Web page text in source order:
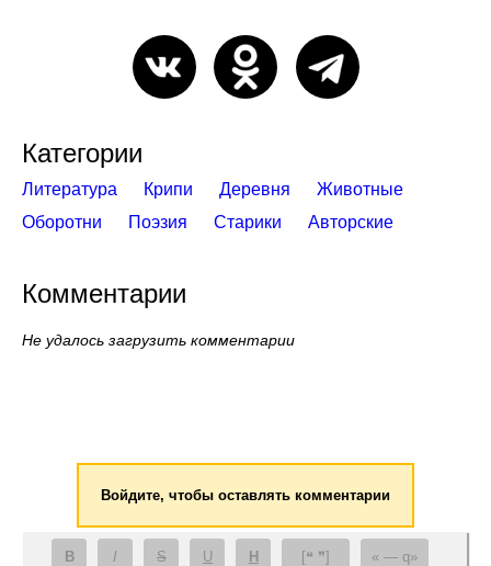
Категории
Литература Крипи Деревня
Животные
Оборотни
Поэзия Старики Авторские
Комментарии
Не удалось загрузить комментарии
Войдите, чтобы оставлять комментарии
B I S U H [❝ ❞] — q